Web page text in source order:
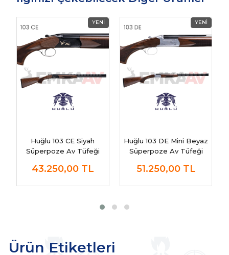
Huğlu 103 CE Siyah
Süperpoze Av Tüfeği
43.250,00 TL
Huğlu 103 DE Mini Beyaz
Süperpoze Av Tüfeği
51.250,00 TL
Ürün Etiketleri